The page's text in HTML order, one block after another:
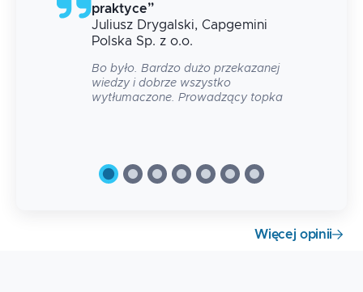
praktyce”
Juliusz Drygalski, Capgemini
Polska Sp. z o.o.
Bo było. Bardzo dużo przekazanej
wiedzy i dobrze wszystko
wytłumaczone. Prowadzący topka
Więcej opinii